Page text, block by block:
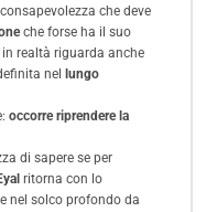
che deve
che forse ha il suo
realtà riguarda anche
nel
lungo
occorre riprendere la
di sapere se per
ritorna con lo
nel solco profondo da